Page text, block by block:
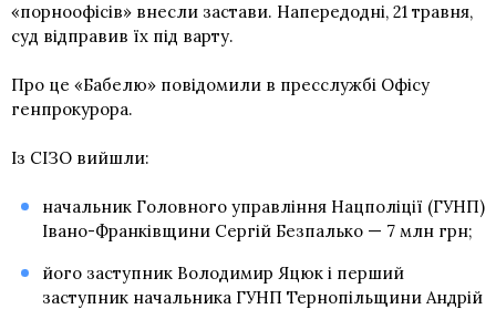
«порноофісів» внесли застави. Напередодні, 21 травня,
суд відправив їх під варту.
Про це «Бабелю» повідомили в пресслужбі Офісу
генпрокурора.
Із СІЗО вийшли:
начальник Головного управління Нацполіції (ГУНП)
Івано-Франківщини Сергій Безпалько — 7 млн грн;
його заступник Володимир Яцюк і перший
заступник начальника ГУНП Тернопільщини Андрій